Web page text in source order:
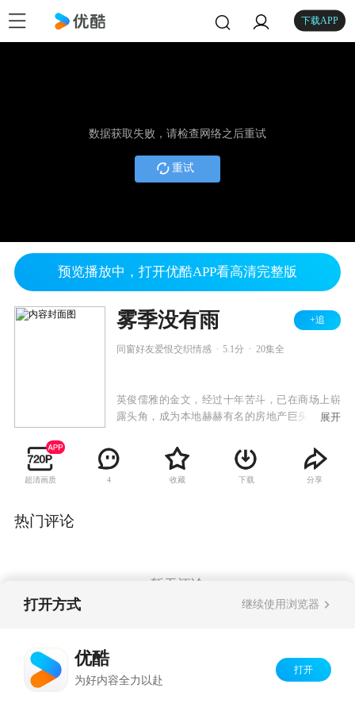
下载APP
数据获取失败，请检查网络之后重试
重试
预览播放中，打开优酷APP看高清完整版
雾季没有雨 +追
同窗好友爱恨交织情感 5.1分 20集全
英俊儒雅的金文，经过十年苦斗，已在商场上崭
露头角，成为本地赫赫有名的房地产巨头。然而
人丁碧琼。命运的阴差阳错，使丁碧琼嫁给了一
直在追求她的秦汉阳。一次同学会上，金文和丁
碧琼相遇，两人感慨万千。而后发生的一件件
展开
超清画质 4 收藏 下载 分享
热门评论
暂无评论
打开方式 继续使用浏览器
优酷
为好内容全力以赴
打开